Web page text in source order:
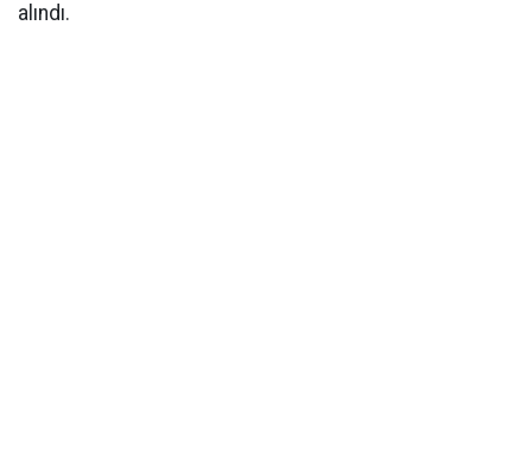
alındı.